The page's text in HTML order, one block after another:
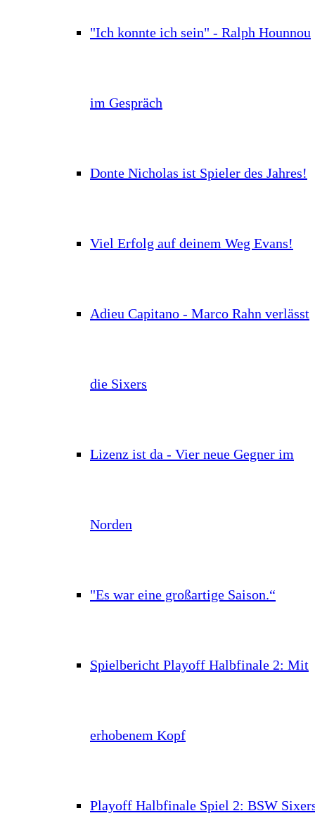
"Ich konnte ich sein" - Ralph Hounnou
im Gespräch
Donte Nicholas ist Spieler des Jahres!
Viel Erfolg auf deinem Weg Evans!
Adieu Capitano - Marco Rahn verlässt
die Sixers
Lizenz ist da - Vier neue Gegner im
Norden
"Es war eine großartige Saison.“
Spielbericht Playoff Halbfinale 2: Mit
erhobenem Kopf
Playoff Halbfinale Spiel 2: BSW